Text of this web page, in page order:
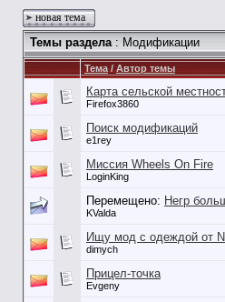
новая тема
Темы раздела: Модификации
Тема/Автор темы
Карта сельской
Firefox3860
Поиск модификаций
e1rey
Миссия Wheels On Fire
LoginKing
Перемещено: Негр
KValda
Ищу мод с одеждой от
dimych
Прицел-точка
Evgeny